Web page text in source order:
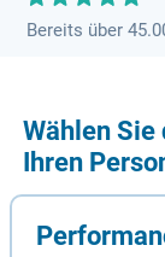
Bereits über
Wählen Sie
Ihren